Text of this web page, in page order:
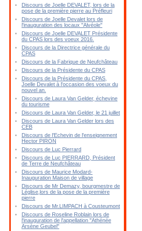
Discours de Joelle DEVALET, lors de la
pose de la première pierre au Préfleuri
Discours de Joelle Devalet lors de
l'inauguration des locaux "Alvéole"
Discours de Joelle DEVALET Présidente
du CPAS lors des voeux 2016.
Discours de la Directrice générale du
CPAS
Discours de la Fabrique de Neufchâteau
Discours de la Présidente du CPAS
Discours de la Présidente du CPAS,
Joelle Devalet à l'occasion des voeux du
nouvel an.
Discours de Laura Van Gelder, échevine
du tourisme
Discours de Laura Van Gelder, le 21 juillet
Discours de Laura Van Gelder lors des
CEB
Discours de l'Echevin de l'enseignement
Hector PIRON
Discours de Luc Pierrard
Discours de Luc PIERRARD, Président
de Terre de Neufchâteau
Discours de Maurice Modard-
Inauguration Maison de village
Discours de Mr Demazy, bourgmestre de
Léglise,lors de la pose de la première
pierre
Discours de Mr.LIMPACH à Cousteumont
Discours de Roseline Roblain lors de
l'inauguration de l'appellation "Athénée
Arsène Geubel"